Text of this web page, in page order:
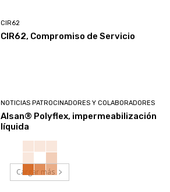
CIR62
CIR62, Compromiso de Servicio
NOTICIAS PATROCINADORES Y COLABORADORES
Alsan® Polyflex, impermeabilización
líquida
Cargar más